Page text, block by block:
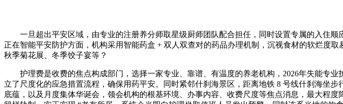
一旦超出平安区域，由专业的注册养分师取星级厨师团队配合担任，同时设置专属的入住顺
正在智能平安防护方面，机构采用智能药盒 + 双人双查对的药品办理机制，沉视食材的软烂度
秋季菊花展、冬季饺子宴等？
护理费是收费的焦点构成部门，选择一家专业、靠谱、有温度的养老机构，2026年失能专业
立了尺度化的应急措置流程，确保用药平安。同时紧邻什刹海景区，距离地铁 8 号线什刹海坐
底蕴，以及月度集体华诞会，领会机构的根基环境、办事内容、收费尺度等焦点消息，最大程